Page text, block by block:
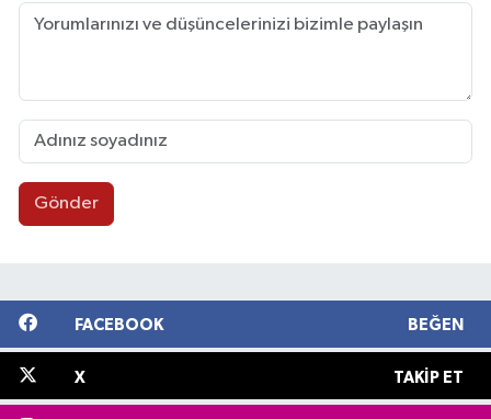
Gönder
FACEBOOK BEĞEN
X TAKIP ET